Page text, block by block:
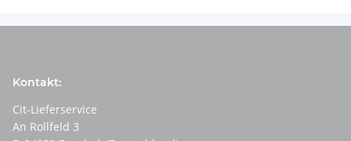
Kontakt:
Cit-Lieferservice
An Rollfeld 3